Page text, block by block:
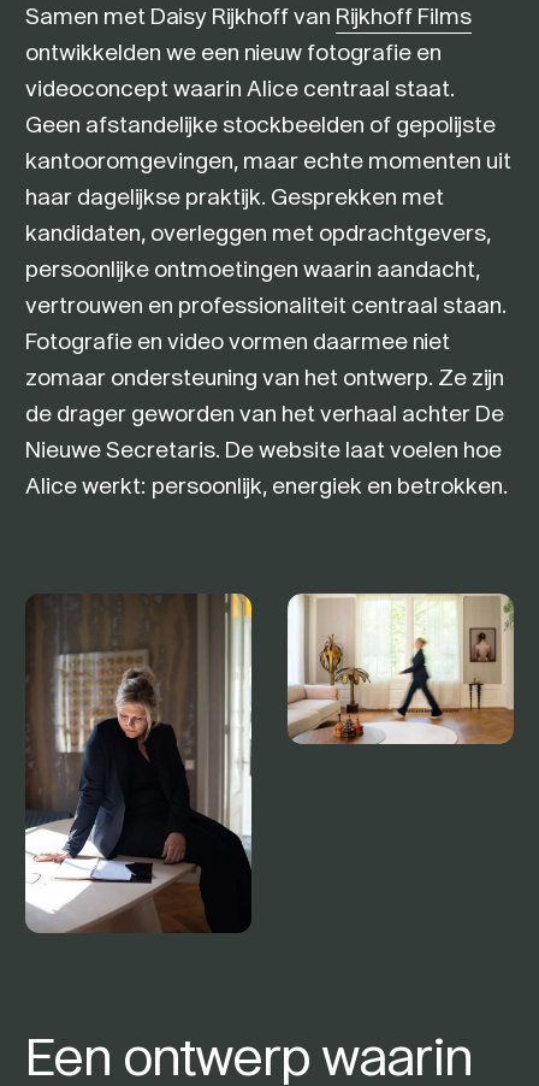
Samen met Daisy Rijkhoff van Rijkhoff Films
ontwikkelden we een nieuw fotografie en
videoconcept waarin Alice centraal staat.
Geen afstandelijke stockbeelden of gepolijste
kantooromgevingen, maar echte momenten uit
haar dagelijkse praktijk. Gesprekken met
kandidaten, overleggen met opdrachtgevers,
persoonlijke ontmoetingen waarin aandacht,
vertrouwen en professionaliteit centraal staan.
Fotografie en video vormen daarmee niet
zomaar ondersteuning van het ontwerp. Ze zijn
de drager geworden van het verhaal achter De
Nieuwe Secretaris. De website laat voelen hoe
Alice werkt: persoonlijk, energiek en betrokken.
Een ontwerp waarin